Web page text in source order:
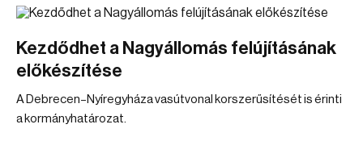
Kezdődhet a Nagyállomás felújításának
előkészítése
A Debrecen–Nyíregyháza vasútvonal korszerűsítését is érinti
a kormányhatározat.